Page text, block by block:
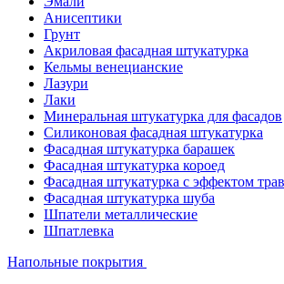
Анисептики
Грунт
Акриловая фасадная штукатурка
Кельмы венецианские
Лазури
Лаки
Минеральная штукатурка для фасадов
Силиконовая фасадная штукатурка
Фасадная штукатурка барашек
Фасадная штукатурка короед
Фасадная штукатурка с эффектом
Фасадная штукатурка шуба
Шпатели металлические
Шпатлевка
Напольные покрытия